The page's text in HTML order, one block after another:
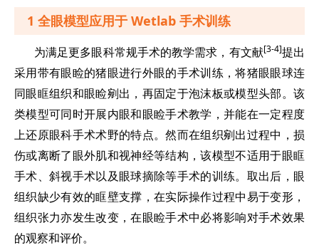
1 全眼模型应用于 Wetlab 手术训练
为满足更多眼科常规手术的教学需求，有文献[3-4]提出
采用带有眼睑的猪眼进行外眼的手术训练，将猪眼眼球连
同眼眶组织和眼睑剜出，再固定于泡沫板或模型头部。该
类模型可同时开展内眼和眼睑手术教学，并能在一定程度
上还原眼科手术术野的特点。然而在组织剜出过程中，损
伤或离断了眼外肌和视神经等结构，该模型不适用于眼眶
手术、斜视手术以及眼球摘除等手术的训练。取出后，眼
组织缺少有效的眶壁支撑，在实际操作过程中易于变形，
组织张力亦发生改变，在眼睑手术中必将影响对手术效果
的观察和评价。